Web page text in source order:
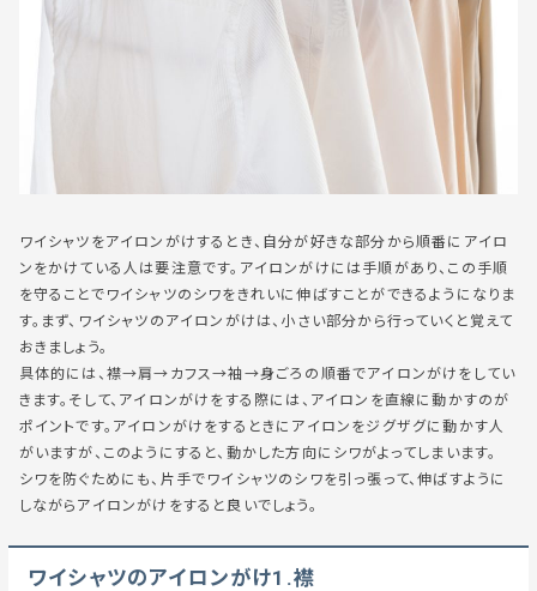
ワイシャツをアイロンがけするとき、自分が好きな部分から順番にアイロ
ンをかけている人は要注意です。アイロンがけには手順があり、この手順
を守ることでワイシャツのシワをきれいに伸ばすことができるようになりま
す。まず、ワイシャツのアイロンがけは、小さい部分から行っていくと覚えて
おきましょう。
具体的には、襟→肩→カフス→袖→身ごろの順番でアイロンがけをしてい
きます。そして、アイロンがけをする際には、アイロンを直線に動かすのが
ポイントです。アイロンがけをするときにアイロンをジグザグに動かす人
がいますが、このようにすると、動かした方向にシワがよってしまいます。
シワを防ぐためにも、片手でワイシャツのシワを引っ張って、伸ばすように
しながらアイロンがけをすると良いでしょう。
ワイシャツのアイロンがけ1.襟